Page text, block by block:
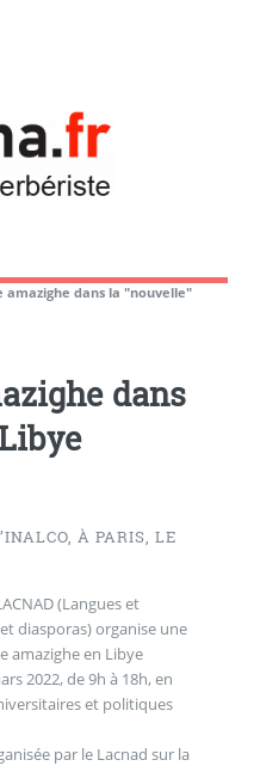
amazighe dans la "nouvelle"
dans
À PARIS, LE
(Langues et
diasporas) organise une
amazighe en Libye
2022, de 9h à 18h, en
et politiques
par le Lacnad sur la